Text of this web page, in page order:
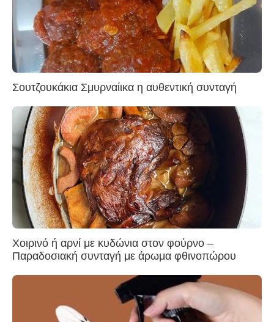
Σουτζουκάκια Σμυρναίικα η αυθεντική συνταγή
Χοιρινό ή αρνί με κυδώνια στον φούρνο –
Παραδοσιακή συνταγή με άρωμα φθινοπώρου